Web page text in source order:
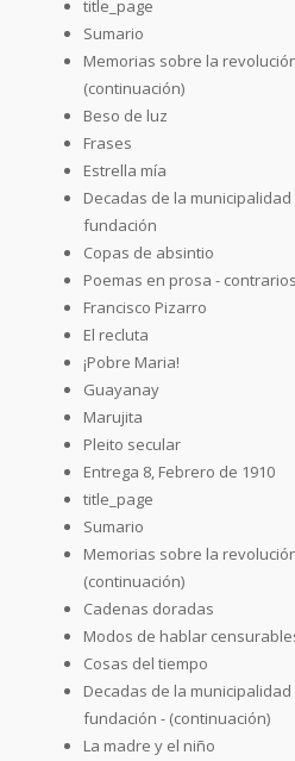
title_page
Sumario
Memorias sobre la
(continuación)
Beso de luz
Frases
Estrella mía
Decadas de la
fundación
Copas de absintio
Poemas en prosa -
Francisco Pizarro
El recluta
¡Pobre Maria!
Guayanay
Marujita
Pleito secular
Entrega 8, Febrero de 1910
title_page
Sumario
Memorias sobre la
(continuación)
Cadenas doradas
Modos de hablar
Cosas del tiempo
Decadas de la
fundación - (continuación)
La madre y el niño